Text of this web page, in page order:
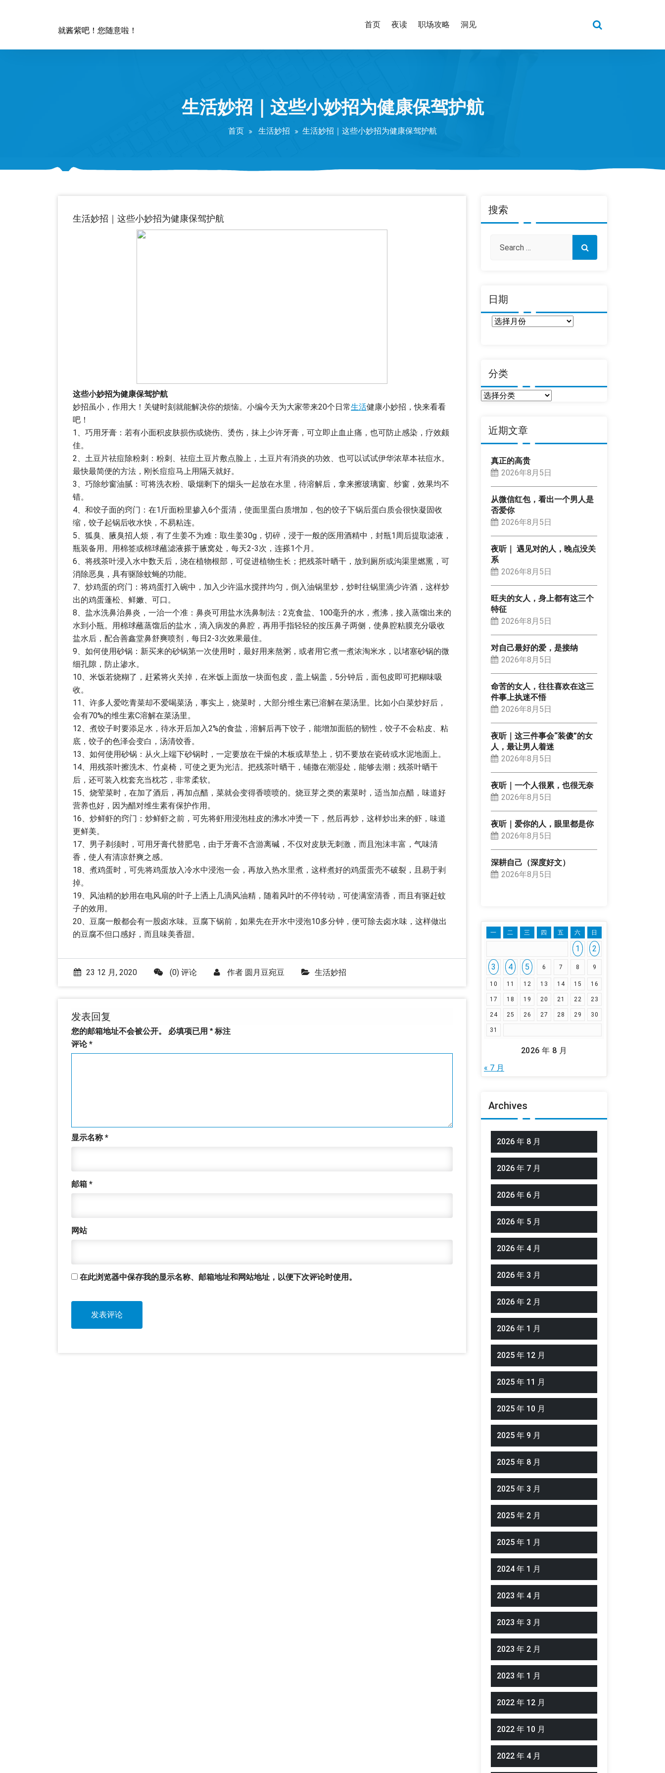
就酱紫吧！您随意啦！
首页 夜读 职场攻略 洞见
生活妙招｜这些小妙招为健康保驾护航
首页 生活妙招 生活妙招｜这些小妙招为健康保驾护航
生活妙招｜这些小妙招为健康保驾护航
这些小妙招为健康保驾护航
妙招虽小，作用大！关键时刻就能解决你的烦恼。小编今天为大家带来20个日常生活健康小妙招，快来看看
吧！
1、巧用牙膏：若有小面积皮肤损伤或烧伤、烫伤，抹上少许牙膏，可立即止血止痛，也可防止感染，疗效颇
佳。
2、土豆片祛痘除粉刺：粉刺、祛痘土豆片敷点脸上，土豆片有消炎的功效、也可以试试伊华浓草本祛痘水。
最快最简便的方法，刚长痘痘马上用隔天就好。
3、巧除纱窗油腻：可将洗衣粉、吸烟剩下的烟头一起放在水里，待溶解后，拿来擦玻璃窗、纱窗，效果均不
错。
4、和饺子面的窍门：在1斤面粉里掺入6个蛋清，使面里蛋白质增加，包的饺子下锅后蛋白质会很快凝固收
缩，饺子起锅后收水快，不易粘连。
5、狐臭、腋臭招人烦，有了生姜不为难：取生姜30g，切碎，浸于一般的医用酒精中，封瓶1周后提取滤液，
瓶装备用。用棉签或棉球蘸滤液搽于腋窝处，每天2-3次，连搽1个月。
6、将残茶叶浸入水中数天后，浇在植物根部，可促进植物生长；把残茶叶晒干，放到厕所或沟渠里燃熏，可
消除恶臭，具有驱除蚊蝇的功能。
7、炒鸡蛋的窍门：将鸡蛋打入碗中，加入少许温水搅拌均匀，倒入油锅里炒，炒时往锅里滴少许酒，这样炒
出的鸡蛋蓬松、鲜嫩、可口。
8、盐水洗鼻治鼻炎，一治一个准：鼻炎可用盐水洗鼻制法：2克食盐、100毫升的水，煮沸，接入蒸馏出来的
水到小瓶。用棉球蘸蒸馏后的盐水，滴入病发的鼻腔，再用手指轻轻的按压鼻子两侧，使鼻腔粘膜充分吸收
盐水后，配合善鑫堂鼻舒爽喷剂，每日2-3次效果最佳。
9、如何使用砂锅：新买来的砂锅第一次使用时，最好用来熬粥，或者用它煮一煮浓淘米水，以堵塞砂锅的微
细孔隙，防止渗水。
10、米饭若烧糊了，赶紧将火关掉，在米饭上面放一块面包皮，盖上锅盖，5分钟后，面包皮即可把糊味吸
收。
11、许多人爱吃青菜却不爱喝菜汤，事实上，烧菜时，大部分维生素已溶解在菜汤里。比如小白菜炒好后，
会有70%的维生素C溶解在菜汤里。
12、煮饺子时要添足水，待水开后加入2%的食盐，溶解后再下饺子，能增加面筋的韧性，饺子不会粘皮、粘
底，饺子的色泽会变白，汤清饺香。
13、如何使用砂锅：从火上端下砂锅时，一定要放在干燥的木板或草垫上，切不要放在瓷砖或水泥地面上。
14、用残茶叶擦洗木、竹桌椅，可使之更为光洁。把残茶叶晒干，铺撒在潮湿处，能够去潮；残茶叶晒干
后，还可装入枕套充当枕芯，非常柔软。
15、烧荤菜时，在加了酒后，再加点醋，菜就会变得香喷喷的。烧豆芽之类的素菜时，适当加点醋，味道好
营养也好，因为醋对维生素有保护作用。
16、炒鲜虾的窍门：炒鲜虾之前，可先将虾用浸泡桂皮的沸水冲烫一下，然后再炒，这样炒出来的虾，味道
更鲜美。
17、男子剃须时，可用牙膏代替肥皂，由于牙膏不含游离碱，不仅对皮肤无刺激，而且泡沫丰富，气味清
香，使人有清凉舒爽之感。
18、煮鸡蛋时，可先将鸡蛋放入冷水中浸泡一会，再放入热水里煮，这样煮好的鸡蛋蛋壳不破裂，且易于剥
掉。
19、风油精的妙用在电风扇的叶子上洒上几滴风油精，随着风叶的不停转动，可使满室清香，而且有驱赶蚊
子的效用。
20、豆腐一般都会有一股卤水味。豆腐下锅前，如果先在开水中浸泡10多分钟，便可除去卤水味，这样做出
的豆腐不但口感好，而且味美香甜。
23 12 月, 2020 (0) 评论 作者 圆月豆宛豆 生活妙招
发表回复
您的邮箱地址不会被公开。 必填项已用 * 标注
评论*
显示名称*
邮箱 *
网站
在此浏览器中保存我的显示名称、邮箱地址和网站地址，以便下次评论时使用。
搜索
日期
分类
分
近期文章
真正的高贵
2026年8月5日
从微信红包，看出一个男人是
否爱你
2026年8月5日
夜听｜ 遇见对的人，晚点没关
系
2026年8月5日
旺夫的女人，身上都有这三个
特征
2026年8月5日
对自己最好的爱，是接纳
2026年8月5日
命苦的女人，往往喜欢在这三
件事上执迷不悟
2026年8月5日
夜听｜这三件事会“装傻”的女
人，最让男人着迷
2026年8月5日
夜听｜一个人很累，也很无奈
2026年8月5日
夜听｜爱你的人，眼里都是你
2026年8月5日
深耕自己（深度好文）
2026年8月5日
2026 年 8 月
一 二 三 四 五 六 日
1
2
3
4 5 6 7 8 9
10 11 12 13 14 15 16
17 18 19 20 21 22 23
24 25 26 27 28 29 30
31
« 7 月
Archives
2026 年 8 月
2026 年 7 月
2026 年 6 月
2026 年 5 月
2026 年 4 月
2026 年 3 月
2026 年 2 月
2026 年 1 月
2025 年 12 月
2025 年 11 月
2025 年 10 月
2025 年 9 月
2025 年 8 月
2025 年 3 月
2025 年 2 月
2025 年 1 月
2024 年 1 月
2023 年 4 月
2023 年 3 月
2023 年 2 月
2023 年 1 月
2022 年 12 月
2022 年 10 月
2022 年 4 月